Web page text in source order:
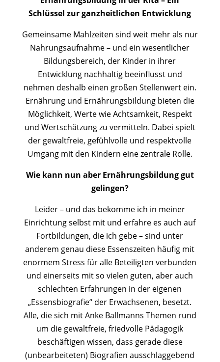
Schlüssel zur ganzheitlichen Entwicklung
Gemeinsame Mahlzeiten sind weit mehr als nur
Nahrungsaufnahme – und ein wesentlicher
Bildungsbereich, der Kinder in ihrer
Entwicklung nachhaltig beeinflusst und
nehmen deshalb einen großen Stellenwert ein.
Ernährung und Ernährungsbildung bieten die
Möglichkeit, Werte wie Achtsamkeit, Respekt
und Wertschätzung zu vermitteln. Dabei spielt
der gewaltfreie, gefühlvolle und respektvolle
Umgang mit den Kindern eine zentrale Rolle.
Wie kann nun aber Ernährungsbildung gut
gelingen?
Leider – und das bekomme ich in meiner
Einrichtung selbst mit und erfahre es auch auf
Fortbildungen, die ich gebe – sind unter
anderem genau diese Essenszeiten häufig mit
enormem Stress für alle Beteiligten verbunden
und einerseits mit so vielen guten, aber auch
schlechten Erfahrungen in der eigenen
„Essensbiografie“ der Erwachsenen, besetzt.
Alle, die sich mit Anke Ballmanns Themen rund
um die gewaltfreie, friedvolle Pädagogik
beschäftigen wissen, dass gerade diese
(unbearbeiteten) Biografien ausschlaggebend